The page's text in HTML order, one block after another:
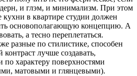
и глэм, и минимализм. При этом
кухни в квартире студии должен
основополагающую концепцию. А
а тесно переплетаться.
разные по стилистике, способен
лучше создавать,
характеру поверхностями
матовыми и глянцевыми).